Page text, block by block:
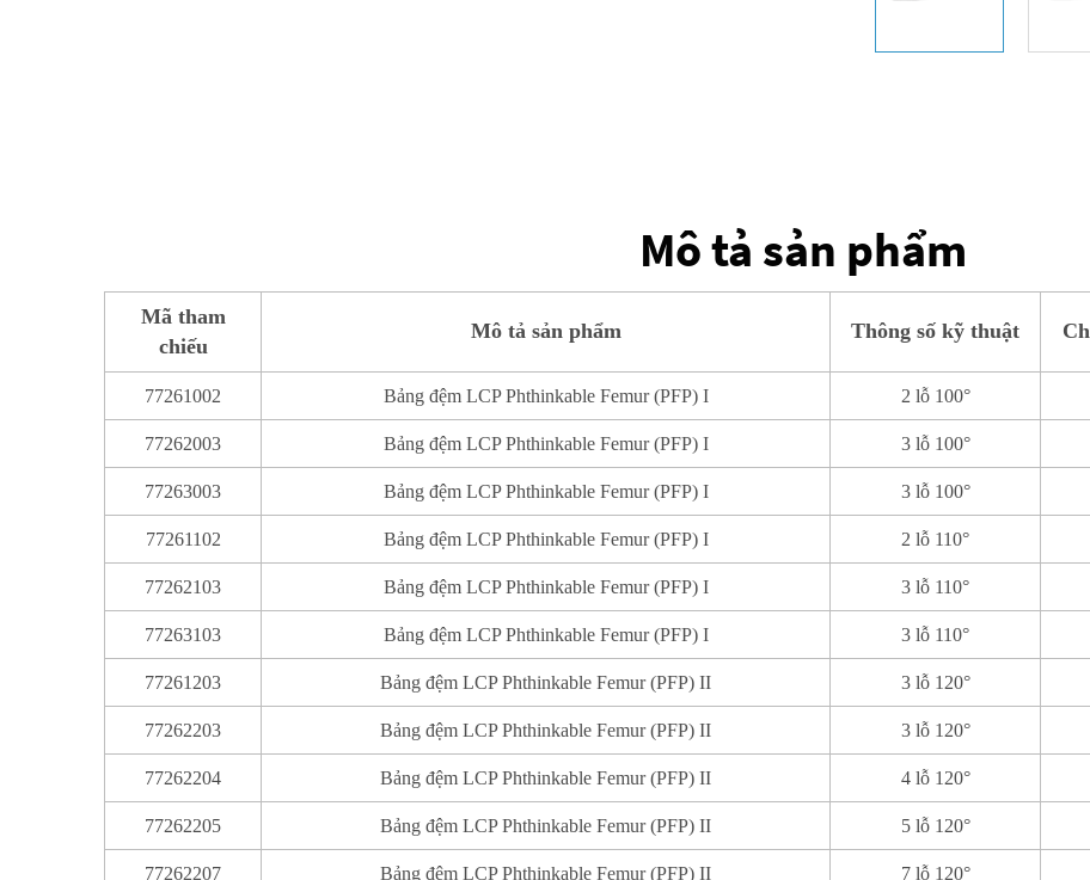
Mô tả sản phẩm
Mã tham
chiếu
Mô tả sản phẩm Thông số kỹ thuật
77261002 Bảng đệm LCP Phthinkable Femur (PFP) I 2 lỗ 100°
77262003 Bảng đệm LCP Phthinkable Femur (PFP) I 3 lỗ 100°
77263003 Bảng đệm LCP Phthinkable Femur (PFP) I 3 lỗ 100°
77261102 Bảng đệm LCP Phthinkable Femur (PFP) I 2 lỗ 110°
77262103 Bảng đệm LCP Phthinkable Femur (PFP) I 3 lỗ 110°
77263103 Bảng đệm LCP Phthinkable Femur (PFP) I 3 lỗ 110°
77261203 Bảng đệm LCP Phthinkable Femur (PFP) II 3 lỗ 120°
77262203 Bảng đệm LCP Phthinkable Femur (PFP) II 3 lỗ 120°
77262204 Bảng đệm LCP Phthinkable Femur (PFP) II 4 lỗ 120°
77262205 Bảng đệm LCP Phthinkable Femur (PFP) II 5 lỗ 120°
77262207 Bảng đệm LCP Phthinkable Femur (PFP) II 7 lỗ 120°